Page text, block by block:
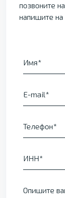
позвоните
напишите на
Имя
E-mail
Телефон
ИНН
Опишите